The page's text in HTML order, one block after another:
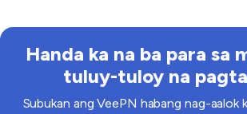
Handa ka na ba para sa
tuluy-tuloy na
Subukan ang VeePN habang nag-aalok